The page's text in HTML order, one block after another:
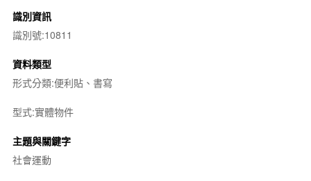
識別資訊
識別號:10811
資料類型
形式分類:便利貼、書寫
型式:實體物件
主題與關鍵字
社會運動